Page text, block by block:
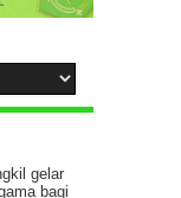
gelar
bagi